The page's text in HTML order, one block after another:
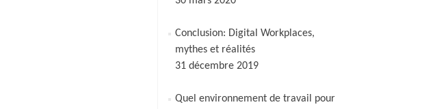
Conclusion: Digital Workplaces,
mythes et réalités
31 décembre 2019
Quel environnement de travail pour